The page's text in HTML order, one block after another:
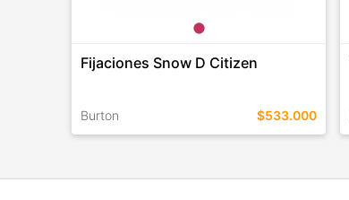
Fijaciones Snow D Citizen
Burton $533.000